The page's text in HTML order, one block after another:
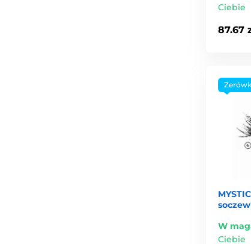
Ciebie
87.67
W
Ciebie